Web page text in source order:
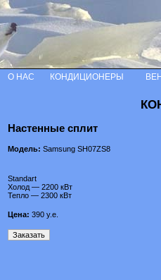
Настенные сплит
Модель: Samsung SH07ZS8
Standart
Холод — 2200 кВт
Тепло — 2300 кВт
Цена: 390 у.е.
О НАС КОНДИЦИОНЕРЫ